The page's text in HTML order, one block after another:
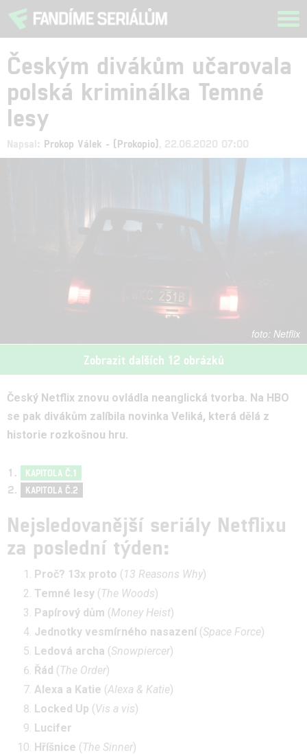
Českým divákům učarovala
polská kriminálka Temné
lesy
Napsal: Prokop Válek - (Prokopio) , 22.06.2020 07:00
Netflix
Zobrazit dalších 12 obrázků
Český Netflix znovu ovládla neanglická tvorba. Na HBO
se pak divákům zalíbila novinka Veliká, která dělá z
historie rozkošnou hru.
KAPITOLA Č.1
KAPITOLA Č.2
Nejsledovanější seriály Netflixu
za poslední týden:
Proč? 13x proto (13 Reasons Why)
Temné lesy (The Woods)
Papírový dům (Money Heist)
Jednotky vesmírného nasazení(Space Force)
Ledová archa (Snowpiercer)
Řád (The Order)
Alexa a Katie (Alexa & Katie)
Locked Up (Vis a vis)
Lucifer
Hříšnice (The Sinner)